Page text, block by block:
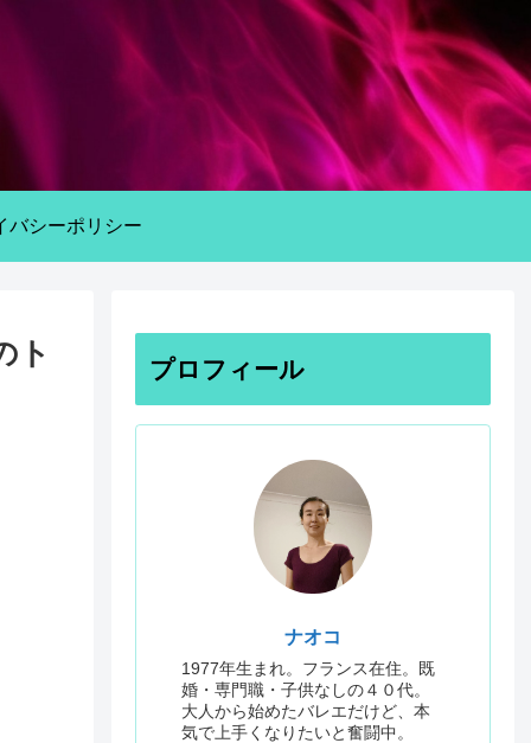
バシーポリシー
ト
プロフィール
ナオコ
1977年生まれ。フランス在住。既
婚・専門職・子供なしの４０代。
大人から始めたバレエだけど、本
気で上手くなりたいと奮闘中。